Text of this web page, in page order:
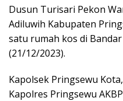
Dusun Turisari Pekon
Adiluwih Kabupaten
satu rumah kos di
(21/12/2023).
Kapolsek Pringsewu
Kapolres Pringsewu